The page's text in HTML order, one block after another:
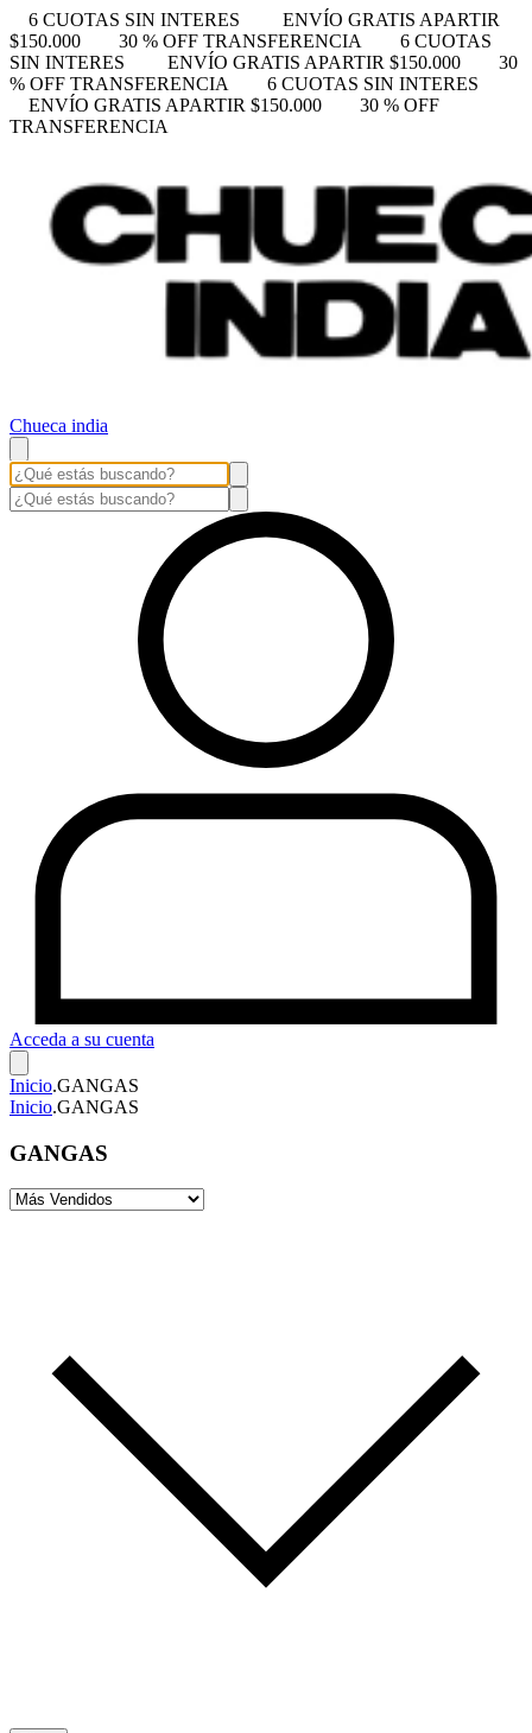
6 CUOTAS SIN INTERES
ENVÍO GRATIS APARTIR
$150.000
30 % OFF TRANSFERENCIA
6 CUOTAS
SIN INTERES
ENVÍO GRATIS APARTIR $150.000
30
% OFF TRANSFERENCIA
6 CUOTAS SIN INTERES
ENVÍO GRATIS APARTIR $150.000
30 % OFF
TRANSFERENCIA
Chueca india
Acceda a su cuenta
Inicio.GANGAS
Inicio.GANGAS
GANGAS